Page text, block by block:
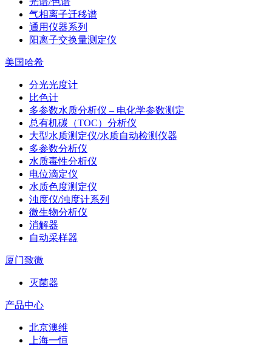
气相离子迁移谱
通用仪器系列
阳离子交换量测定仪
美国哈希
分光光度计
比色计
多参数水质分析仪 – 电化学参数测定
总有机碳（TOC）分析仪
大型水质测定仪/水质自动检测仪器
多参数分析仪
水质毒性分析仪
电位滴定仪
水质色度测定仪
浊度仪/浊度计系列
微生物分析仪
消解器
自动采样器
厦门致微
灭菌器
产品中心
北京澳维
上海一恒